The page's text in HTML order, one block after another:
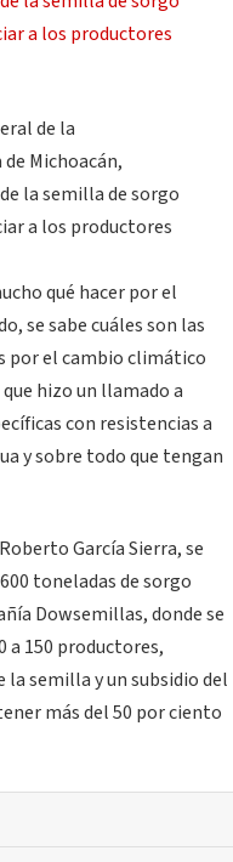
de la
Michoacán,
la semilla de sorgo
a los productores
qué hacer por el
se sabe cuáles son las
por el cambio climático
hizo un llamado a
con resistencias a
y sobre todo que tengan
García Sierra, se
toneladas de sorgo
Dowsemillas, donde se
a 150 productores,
semilla y un subsidio del
más del 50 por ciento